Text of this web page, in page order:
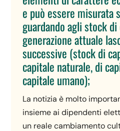
e può essere misurata
guardando agli stock
generazione attuale
successive (stock di
capitale naturale, di
capitale umano);
La notizia è molto
insieme ai dipendenti
un reale cambiamento